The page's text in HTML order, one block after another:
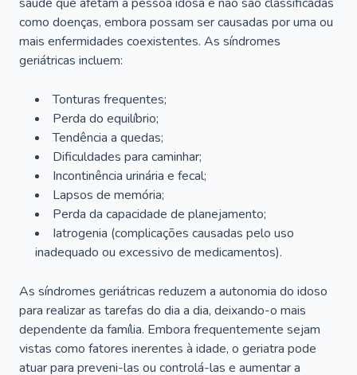
como doenças, embora possam ser causadas por uma ou
mais enfermidades coexistentes. As síndromes
geriátricas incluem:
Tonturas frequentes;
Perda do equilíbrio;
Tendência a quedas;
Dificuldades para caminhar;
Incontinência urinária e fecal;
Lapsos de memória;
Perda da capacidade de planejamento;
Iatrogenia (complicações causadas pelo uso
inadequado ou excessivo de medicamentos).
As síndromes geriátricas reduzem a autonomia do idoso
para realizar as tarefas do dia a dia, deixando-o mais
dependente da família. Embora frequentemente sejam
vistas como fatores inerentes à idade, o geriatra pode
atuar para preveni-las ou controlá-las e aumentar a